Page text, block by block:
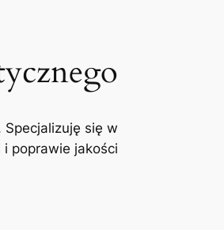
się w
poprawie jakości